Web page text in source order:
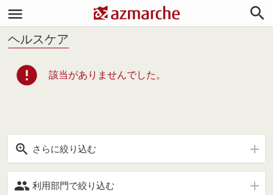


ヘルスケア
error 該当がありませんでした。
 さらに絞り込む
 利用部門で絞り込む